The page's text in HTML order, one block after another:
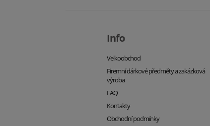
Info
Velkoobchod
Firemní dárkové předměty a zakázková
výroba
FAQ
Kontakty
Obchodní podmínky